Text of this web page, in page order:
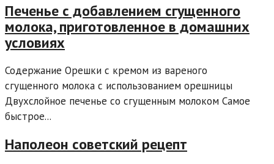
Печенье с добавлением сгущенного
молока, приготовленное в домашних
условиях
Содержание Орешки с кремом из вареного
сгущенного молока с использованием орешницы
Двухслойное печенье со сгущенным молоком Самое
быстрое...
Наполеон советский рецепт